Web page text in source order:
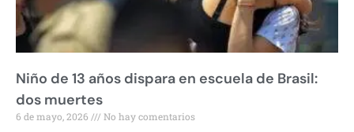
Niño de 13 años dispara en escuela de Brasil:
dos muertes
6 de mayo, 2026 No hay comentarios